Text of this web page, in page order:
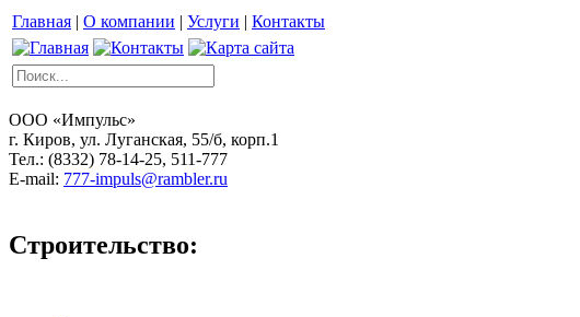
Главная | О компании | Услуги | Контакты
ООО «Импульс»
г. Киров, ул. Луганская, 55/б, корп.1
Тел.: (8332) 78-14-25, 511-777
E-mail: 777-impuls@rambler.ru
Строительство: